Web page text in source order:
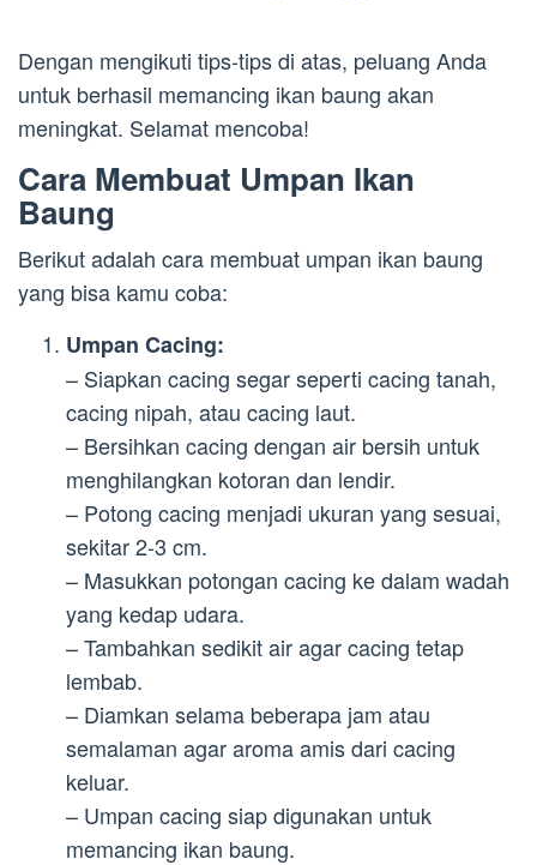
Dengan mengikuti tips-tips di atas, peluang Anda
untuk berhasil memancing ikan baung akan
meningkat. Selamat mencoba!
Cara Membuat Umpan Ikan
Baung
Berikut adalah cara membuat umpan ikan baung
yang bisa kamu coba:
Umpan Cacing:
– Siapkan cacing segar seperti cacing tanah,
cacing nipah, atau cacing laut.
– Bersihkan cacing dengan air bersih untuk
menghilangkan kotoran dan lendir.
– Potong cacing menjadi ukuran yang sesuai,
sekitar 2-3 cm.
– Masukkan potongan cacing ke dalam wadah
yang kedap udara.
– Tambahkan sedikit air agar cacing tetap
lembab.
– Diamkan selama beberapa jam atau
semalaman agar aroma amis dari cacing
keluar.
– Umpan cacing siap digunakan untuk
memancing ikan baung.